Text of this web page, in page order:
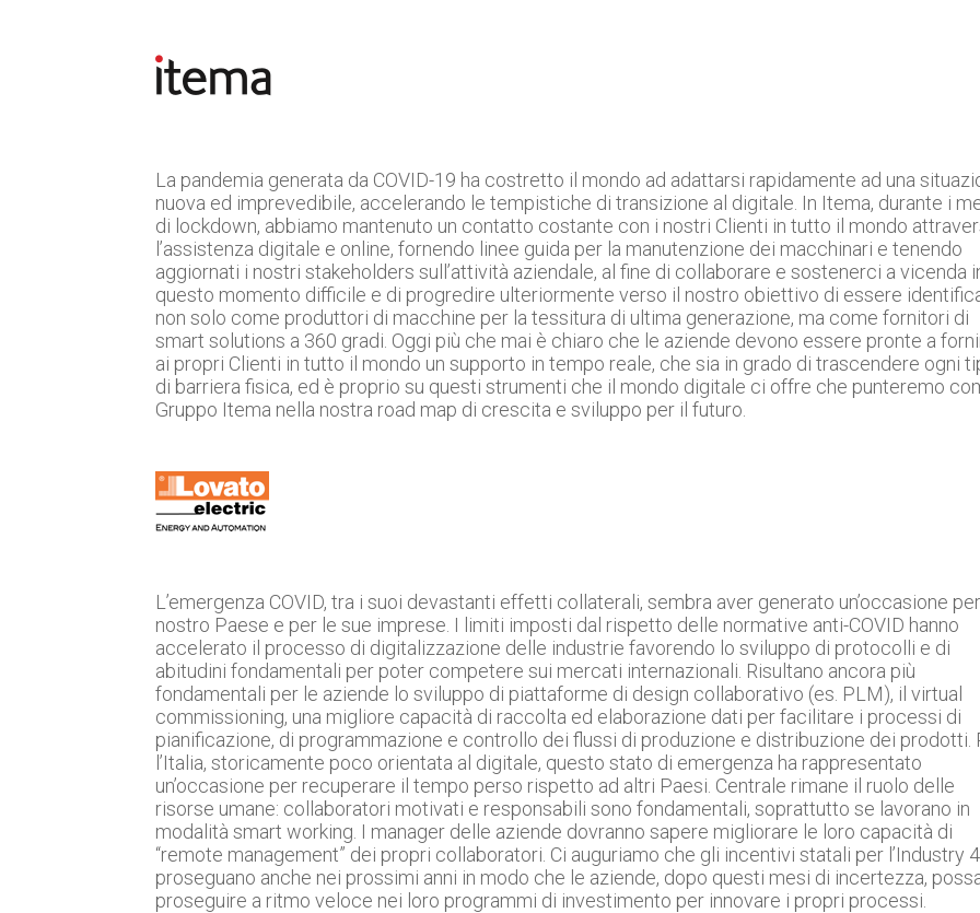
La pandemia generata da COVID-19 ha costretto il mondo ad adattarsi rapidamente ad una
nuova ed imprevedibile, accelerando le tempistiche di transizione al digitale. In Itema, durante i
di lockdown, abbiamo mantenuto un contatto costante con i nostri Clienti in tutto il mondo
l’assistenza digitale e online, fornendo linee guida per la manutenzione dei macchinari e tenendo
aggiornati i nostri stakeholders sull’attività aziendale, al fine di collaborare e sostenerci a vicenda
questo momento difficile e di progredire ulteriormente verso il nostro obiettivo di essere
non solo come produttori di macchine per la tessitura di ultima generazione, ma come fornitori di
smart solutions a 360 gradi. Oggi più che mai è chiaro che le aziende devono essere pronte a
ai propri Clienti in tutto il mondo un supporto in tempo reale, che sia in grado di trascendere ogni
di barriera fisica, ed è proprio su questi strumenti che il mondo digitale ci offre che punteremo
Gruppo Itema nella nostra road map di crescita e sviluppo per il futuro.
L’emergenza COVID, tra i suoi devastanti effetti collaterali, sembra aver generato un’occasione per
nostro Paese e per le sue imprese. I limiti imposti dal rispetto delle normative anti-COVID hanno
accelerato il processo di digitalizzazione delle industrie favorendo lo sviluppo di protocolli e di
abitudini fondamentali per poter competere sui mercati internazionali. Risultano ancora più
fondamentali per le aziende lo sviluppo di piattaforme di design collaborativo (es. PLM), il virtual
commissioning, una migliore capacità di raccolta ed elaborazione dati per facilitare i processi di
pianificazione, di programmazione e controllo dei flussi di produzione e distribuzione dei prodotti.
l’Italia, storicamente poco orientata al digitale, questo stato di emergenza ha rappresentato
un’occasione per recuperare il tempo perso rispetto ad altri Paesi. Centrale rimane il ruolo delle
risorse umane: collaboratori motivati e responsabili sono fondamentali, soprattutto se lavorano in
modalità smart working. I manager delle aziende dovranno sapere migliorare le loro capacità di
“remote management” dei propri collaboratori. Ci auguriamo che gli incentivi statali per l’Industry
proseguano anche nei prossimi anni in modo che le aziende, dopo questi mesi di incertezza,
proseguire a ritmo veloce nei loro programmi di investimento per innovare i propri processi.